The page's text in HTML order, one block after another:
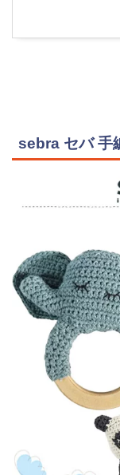
sebra セバ 手